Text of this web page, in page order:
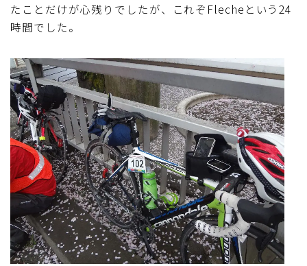
たことだけが心残りでしたが、これぞFlecheという24
時間でした。